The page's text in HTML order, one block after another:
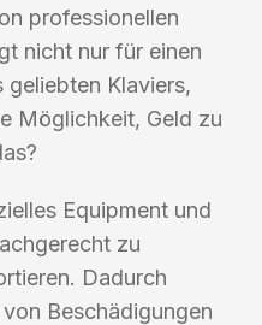
professionellen
nicht nur für einen
geliebten Klaviers,
Möglichkeit, Geld zu
Equipment und
zu
Dadurch
Beschädigungen